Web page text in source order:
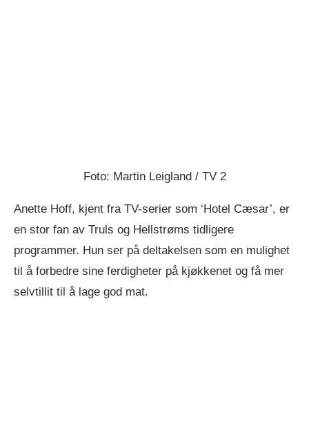
Foto: Martin Leigland / TV 2
Anette Hoff, kjent fra TV-serier som ‘Hotel Cæsar’, er
en stor fan av Truls og Hellstrøms tidligere
programmer. Hun ser på deltakelsen som en mulighet
til å forbedre sine ferdigheter på kjøkkenet og få mer
selvtillit til å lage god mat.